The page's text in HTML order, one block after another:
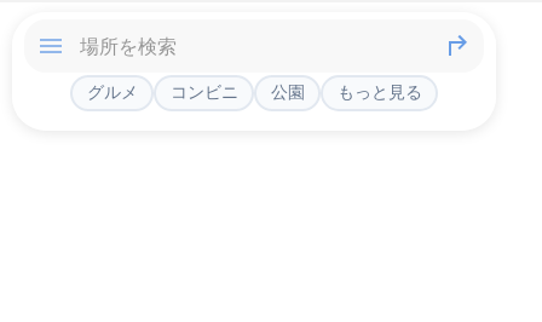
グルメ コンビニ 公園 もっと見る